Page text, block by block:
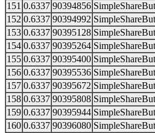
151 0.6337 90394856
152 0.6337 90394992
153 0.6337 90395128
154 0.6337 90395264
155 0.6337 90395400
156 0.6337 90395536
157 0.6337 90395672
158 0.6337 90395808
159 0.6337 90395944
160 0.6337 90396080